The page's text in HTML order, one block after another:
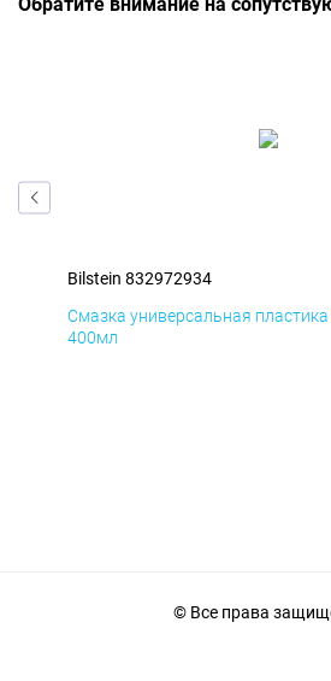
Bilstein 832972934
Смазка универсальная
400мл
© Все права